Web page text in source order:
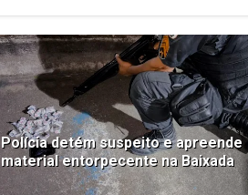
Polícia detém suspeito e apreende
material entorpecente na Baixada